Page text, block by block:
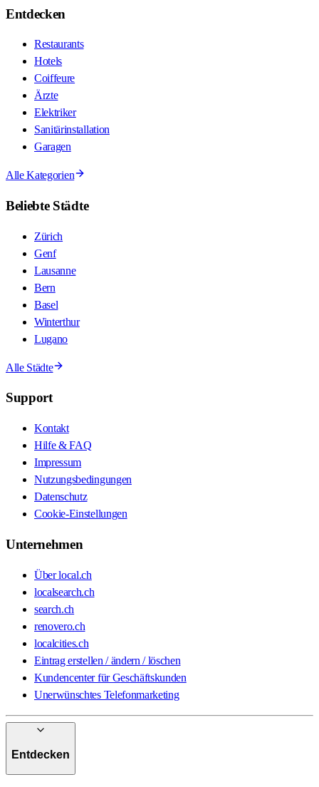
Entdecken
Restaurants
Hotels
Coiffeure
Ärzte
Elektriker
Sanitärinstallation
Garagen
Alle Kategorien
Beliebte Städte
Zürich
Genf
Lausanne
Bern
Basel
Winterthur
Lugano
Alle Städte
Support
Kontakt
Hilfe & FAQ
Impressum
Nutzungsbedingungen
Datenschutz
Cookie-Einstellungen
Unternehmen
Über local.ch
localsearch.ch
search.ch
renovero.ch
localcities.ch
Eintrag erstellen / ändern / löschen
Kundencenter für Geschäftskunden
Unerwünschtes Telefonmarketing
Entdecken